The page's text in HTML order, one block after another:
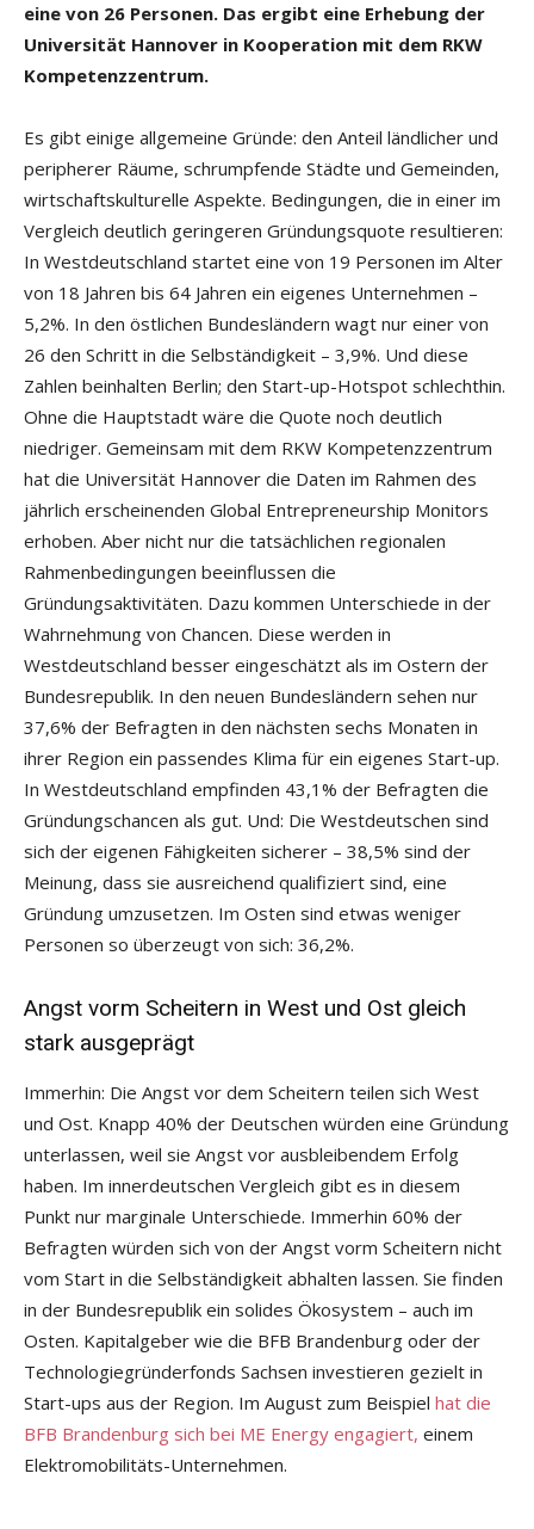
eine von 26 Personen. Das ergibt eine Erhebung der
Universität Hannover in Kooperation mit dem RKW
Kompetenzzentrum.
Es gibt einige allgemeine Gründe: den Anteil ländlicher und
peripherer Räume, schrumpfende Städte und Gemeinden,
wirtschaftskulturelle Aspekte. Bedingungen, die in einer im
Vergleich deutlich geringeren Gründungsquote resultieren:
In Westdeutschland startet eine von 19 Personen im Alter
von 18 Jahren bis 64 Jahren ein eigenes Unternehmen –
5,2%. In den östlichen Bundesländern wagt nur einer von
26 den Schritt in die Selbständigkeit – 3,9%. Und diese
Zahlen beinhalten Berlin; den Start-up-Hotspot schlechthin.
Ohne die Hauptstadt wäre die Quote noch deutlich
niedriger. Gemeinsam mit dem RKW Kompetenzzentrum
hat die Universität Hannover die Daten im Rahmen des
jährlich erscheinenden Global Entrepreneurship Monitors
erhoben. Aber nicht nur die tatsächlichen regionalen
Rahmenbedingungen beeinflussen die
Gründungsaktivitäten. Dazu kommen Unterschiede in der
Wahrnehmung von Chancen. Diese werden in
Westdeutschland besser eingeschätzt als im Ostern der
Bundesrepublik. In den neuen Bundesländern sehen nur
37,6% der Befragten in den nächsten sechs Monaten in
ihrer Region ein passendes Klima für ein eigenes Start-up.
In Westdeutschland empfinden 43,1% der Befragten die
Gründungschancen als gut. Und: Die Westdeutschen sind
sich der eigenen Fähigkeiten sicherer – 38,5% sind der
Meinung, dass sie ausreichend qualifiziert sind, eine
Gründung umzusetzen. Im Osten sind etwas weniger
Personen so überzeugt von sich: 36,2%.
Angst vorm Scheitern in West und Ost gleich
stark ausgeprägt
Immerhin: Die Angst vor dem Scheitern teilen sich West
und Ost. Knapp 40% der Deutschen würden eine Gründung
unterlassen, weil sie Angst vor ausbleibendem Erfolg
haben. Im innerdeutschen Vergleich gibt es in diesem
Punkt nur marginale Unterschiede. Immerhin 60% der
Befragten würden sich von der Angst vorm Scheitern nicht
vom Start in die Selbständigkeit abhalten lassen. Sie finden
in der Bundesrepublik ein solides Ökosystem – auch im
Osten. Kapitalgeber wie die BFB Brandenburg oder der
Technologiegründerfonds Sachsen investieren gezielt in
Start-ups aus der Region. Im August zum Beispiel hat die
BFB Brandenburg sich bei ME Energy engagiert, einem
Elektromobilitäts-Unternehmen.